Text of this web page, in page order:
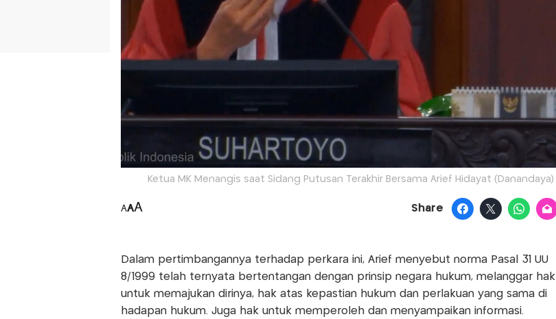
Ketua MK Menangis saat Sidang Putusan Terakhir Bersama Arief Hidayat (Danandaya)
AAA Share
Dalam pertimbangannya terhadap perkara ini, Arief menyebut norma Pasal 31 UU
8/1999 telah ternyata bertentangan dengan prinsip negara hukum, melanggar hak
untuk memajukan dirinya, hak atas kepastian hukum dan perlakuan yang sama di
hadapan hukum. Juga hak untuk memperoleh dan menyampaikan informasi.